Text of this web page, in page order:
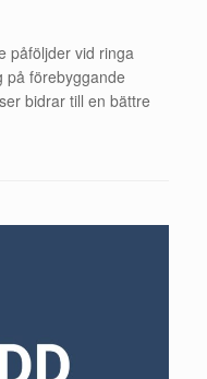
påföljder vid ringa
på förebyggande
bidrar till en bättre